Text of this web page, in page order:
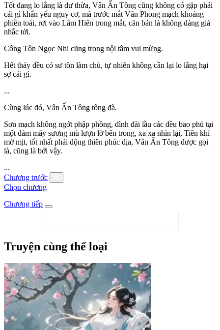
Tốt đang lo lắng là dư thừa, Vân Ẩn Tông cũng không có gặp phải
cái gì khẩn yếu nguy cơ, mà trước mắt Vân Phong mạch khoáng
phiền toái, rơi vào Lâm Hiên trong mắt, căn bản là không đáng giá
nhắc tới.
Công Tôn Ngọc Nhi cũng trong nội tâm vui mừng.
Hết thảy đều có sư tôn làm chủ, tự nhiên không cần lại lo lắng hại
sợ cái gì.
...
Cùng lúc đó, Vân Ẩn Tông tổng đà.
Sơn mạch không ngớt phập phồng, đình đài lầu các đều bao phủ tại
một đám mây sương mù lượn lờ bên trong, xa xa nhìn lại, Tiên khí
mờ mịt, tốt nhất phái động thiên phúc địa, Vân Ẩn Tông được gọi
là, cũng là bởi vậy.
...
Chương trước
Chọn chương
Chương tiếp
Truyện cùng thể loại